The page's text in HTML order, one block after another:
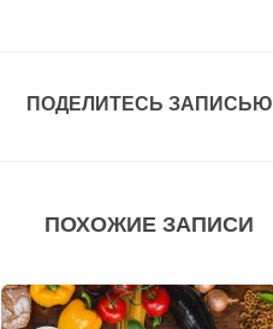
ПОДЕЛИТЕСЬ ЗАПИСЬЮ
ПОХОЖИЕ ЗАПИСИ